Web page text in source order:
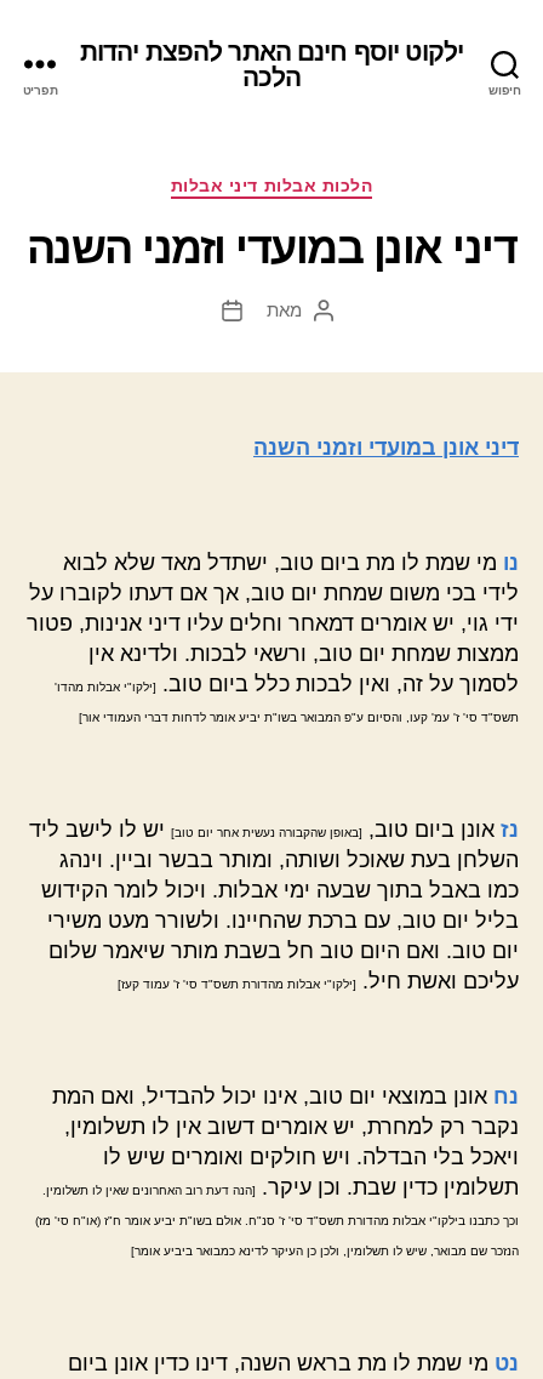
חיפוש
ילקוט יוסף חינם האתר להפצת יהדות
הלכה
תפריט
קטגוריות
הלכות אבלות דיני אבלות
דיני אונן במועדי וזמני השנה
המחבר
מאת
תאריך
דיני אונן במועדי וזמני השנה
נו מי שמת לו מת ביום טוב, ישתדל מאד שלא לבוא
לידי בכי משום שמחת יום טוב, אך אם דעתו לקוברו על
ידי גוי, יש אומרים דמאחר וחלים עליו דיני אנינות, פטור
ממצות שמחת יום טוב, ורשאי לבכות. ולדינא אין
לסמוך על זה, ואין לבכות כלל ביום טוב.
[ילקו"י אבלות מהדו'
תשס"ד סי' ז' עמ' קעו, והסיום ע"פ המבואר בשו"ת יביע אומר לדחות דברי העמודי אור]
נז אונן ביום טוב, [באופן שהקבורה נעשית אחר יום טוב] יש לו לישב ליד
השלחן בעת שאוכל ושותה, ומותר בבשר וביין. וינהג
כמו באבל בתוך שבעה ימי אבלות. ויכול לומר הקידוש
בליל יום טוב, עם ברכת שהחיינו. ולשורר מעט משירי
יום טוב. ואם היום טוב חל בשבת מותר שיאמר שלום
עליכם ואשת חיל.
[ילקו"י אבלות מהדורת תשס"ד סי' ז' עמוד קעז]
נח אונן במוצאי יום טוב, אינו יכול להבדיל, ואם המת
נקבר רק למחרת, יש אומרים דשוב אין לו תשלומין,
ויאכל בלי הבדלה. ויש חולקים ואומרים שיש לו
תשלומין כדין שבת. וכן עיקר.
[הנה דעת רוב האחרונים שאין לו תשלומין.
וכך כתבנו בילקו"י אבלות מהדורת תשס"ד סי' ז' סנ"ח. אולם בשו"ת יביע אומר ח"ז (או"ח סי' מז)
הנזכר שם מבואר, שיש לו תשלומין, ולכן כן העיקר לדינא כמבואר ביביע אומר]
נט מי שמת לו מת בראש השנה, דינו כדין אונן ביום